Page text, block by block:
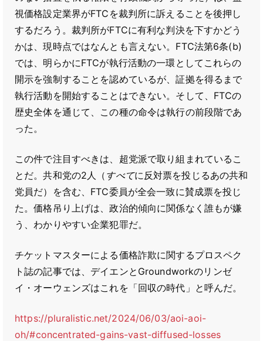
視価格設定業界がFTCを裁判所に訴えることを後押し
するだろう。裁判所がFTCに有利な判決を下すかどう
かは、現時点ではなんとも言えない。FTC法第6条(b)
では、明らかにFTCが執行活動の一環としてこれらの
開示を強制することを認めているが、証拠を得るまで
執行活動を開始することはできない。そして、FTCの
歴史全体を通じて、この種の命令は執行の前段階であ
った。
この件で注目すべきは、超党派で取り組まれているこ
とだ。共和党の2人（ すべてに反対票を投じるあの共和
党員だ）を含む、FTC委員が全会一致に賛成票を投じ
た。価格吊り上げは、政治的傾向に関係なく誰もが嫌
う、わかりやすい企業犯罪だ。
チケットマスターによる価格詐欺に関するプロスペク
ト誌の記事では、デイエンとGroundworkのリンゼ
イ・オーウェンズはこれを「回収の時代」と呼んだ。
https://pluralistic.net/2024/06/03/aoi-aoi-
oh/#concentrated-gains-vast-diffused-losses